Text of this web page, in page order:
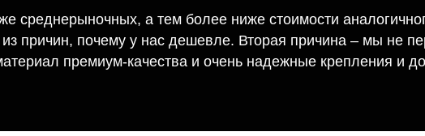
среднерыночных, а тем более ниже стоимости
из причин, почему у нас дешевле. Вторая причина – мы не
премиум-качества и очень надежные крепления и